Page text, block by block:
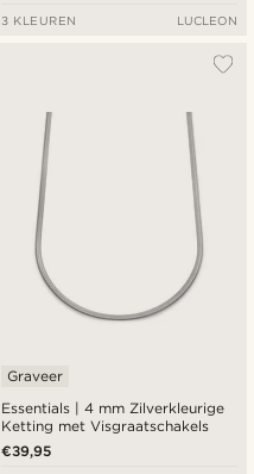
3 KLEUREN LUCLEON
Essentials | 4 mm Zilverkleurige
Ketting met Visgraatschakels
Graveer
€39,95